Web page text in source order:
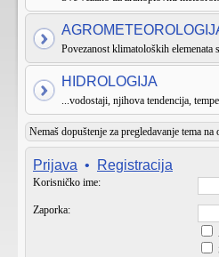
Povezanost klimatoloških
HIDROLOGIJA
...vodostaji, njihova tendencija,
Nemaš dopuštenje za pregledavanje tema
Prijava • Registracija
Korisničko ime:
Zaporka: